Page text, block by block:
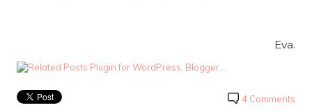
Eva.
4 Comments